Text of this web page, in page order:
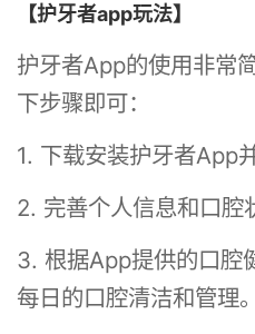
【护牙者app玩法】
护牙者App的使用非常
下步骤即可：
1. 下载安装护牙者App
2. 完善个人信息和口腔
3. 根据App提供的口腔
每日的口腔清洁和管理。